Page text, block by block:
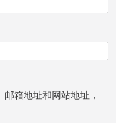
箱地址和网站地址，